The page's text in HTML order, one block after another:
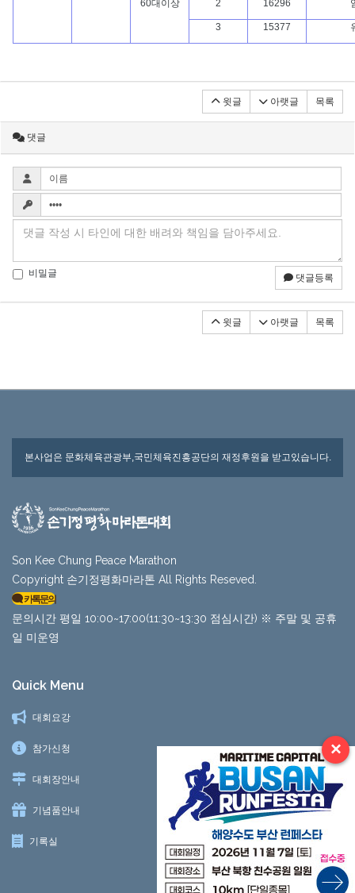
60대이상 2 16296
3 15377
윗글 아랫글 목록
댓글
비밀글 댓글등록
윗글 아랫글 목록
본사업은 문화체육관광부,국민체육진흥공단의 재정후원을 받고있습니다.
Son Kee Chung Peace Marathon
Copyright 손기정평화마라톤 All Rights Reseved.
카톡문의
문의시간 평일 10:00~17:00(11:30~13:30 점심시간) ※ 주말 및 공휴
일 미운영
Quick Menu
대회요강
참가신청
대회장안내
기념품안내
기록실
×